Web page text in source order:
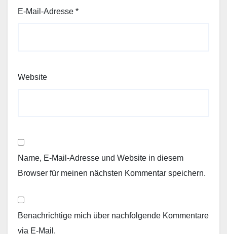
E-Mail-Adresse *
Website
Name, E-Mail-Adresse und Website in diesem
Browser für meinen nächsten Kommentar speichern.
Benachrichtige mich über nachfolgende Kommentare
via E-Mail.